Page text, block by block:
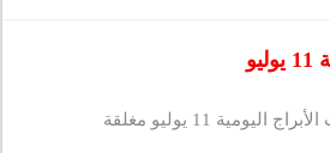
اليومية 11 يوليو مغلقة